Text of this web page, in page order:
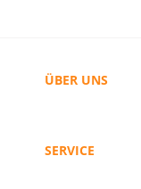
ÜBER UNS
SERVICE